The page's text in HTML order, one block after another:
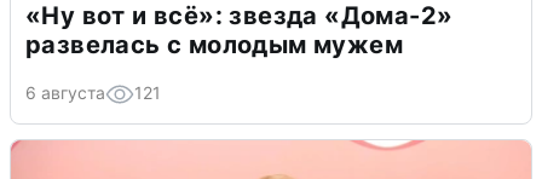
«Ну вот и всё»: звезда «Дома-2»
развелась с молодым мужем
6 августа 121